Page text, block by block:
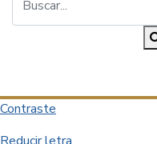
Contraste